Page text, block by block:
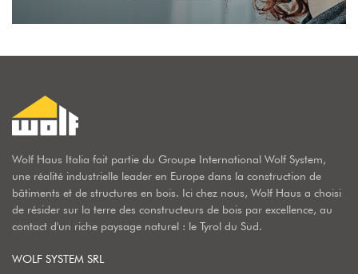
Wolf Haus Italia fait partie du Groupe International Wolf System,
une réalité industrielle leader en Europe dans la construction de
bâtiments et de structures en bois. Ici chez nous, Wolf Haus a choisi
de résider sur la terre des constructeurs de bois par excellence, au
contact d'un riche paysage naturel : le Tyrol du Sud.
WOLF SYSTEM SRL